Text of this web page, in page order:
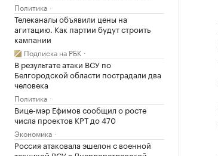
Политика
Телеканалы объявили цены на
агитацию. Как партии будут строить
кампании
Подписка на РБК
В результате атаки ВСУ по
Белгородской области пострадали два
человека
Политика
Вице-мэр Ефимов сообщил о росте
числа проектов КРТ до 470
Экономика
Россия атаковала эшелон с военной